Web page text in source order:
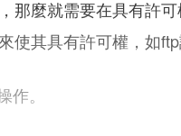
那麼就需要在具有許可
使其具有許可權，如
。